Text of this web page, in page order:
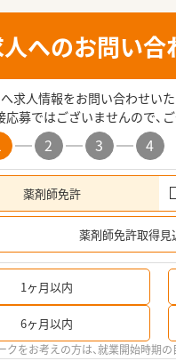
へのお問い合
求人情報をお問い合わせいた
応募ではございませんので、
2 3 4
薬剤師免許
薬剤師免許取得見
1ヶ月以内
6ヶ月以内
をお考えの方は、就業開始時期